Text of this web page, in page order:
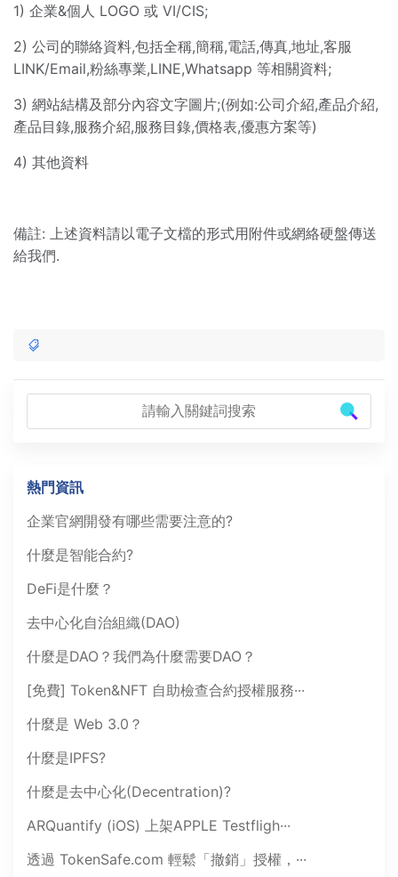
1) 企業&個人 LOGO 或 VI/CIS;
2) 公司的聯絡資料,包括全稱,簡稱,電話,傳真,地址,客服
LINK/Email,粉絲專業,LINE,Whatsapp 等相關資料;
3) 網站結構及部分內容文字圖片;(例如:公司介紹,產品介紹,
產品目錄,服務介紹,服務目錄,價格表,優惠方案等)
4) 其他資料
備註: 上述資料請以電子文檔的形式用附件或網絡硬盤傳送
給我們.
熱門資訊
企業官網開發有哪些需要注意的?
什麼是智能合約?
DeFi是什麼？
去中心化自治組織(DAO)
什麼是DAO？我們為什麼需要DAO？
[免費] Token&NFT 自助檢查合約授權服務···
什麼是 Web 3.0？
什麼是IPFS?
什麼是去中心化(Decentration)?
ARQuantify (iOS) 上架APPLE Testfligh···
透過 TokenSafe.com 輕鬆「撤銷」授權，···